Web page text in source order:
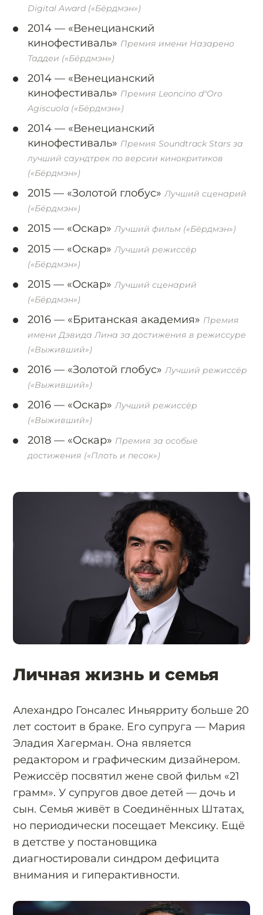
Digital Award («Бёрдмэн»)
2014 — «Венецианский
кинофестиваль» Премия имени Назарено
Таддеи («Бёрдмэн»)
2014 — «Венецианский
кинофестиваль» Премия Leoncino d"Oro
Agiscuola («Бёрдмэн»)
2014 — «Венецианский
кинофестиваль» Премия Soundtrack Stars за
лучший саундтрек по версии кинокритиков
(«Бёрдмэн»)
2015 — «Золотой глобус» Лучший сценарий
(«Бёрдмэн»)
2015 — «Оскар» Лучший фильм («Бёрдмэн»)
2015 — «Оскар» Лучший режиссёр
(«Бёрдмэн»)
2015 — «Оскар» Лучший сценарий
(«Бёрдмэн»)
2016 — «Британская академия» Премия
имени Дэвида Лина за достижения в режиссуре
(«Выживший»)
2016 — «Золотой глобус» Лучший режиссёр
(«Выживший»)
2016 — «Оскар» Лучший режиссёр
(«Выживший»)
2018 — «Оскар» Премия за особые
достижения («Плоть и песок»)
Личная жизнь и семья
Алехандро Гонсалес Иньярриту больше 20
лет состоит в браке. Его супруга — Мария
Эладия Хагерман. Она является
редактором и графическим дизайнером.
Режиссёр посвятил жене свой фильм «21
грамм». У супругов двое детей — дочь и
сын. Семья живёт в Соединённых Штатах,
но периодически посещает Мексику. Ещё
в детстве у постановщика
диагностировали синдром дефицита
внимания и гиперактивности.